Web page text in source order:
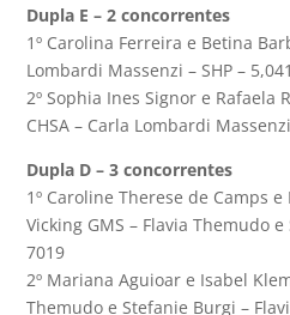
Dupla E – 2 concorrentes
1º Carolina Ferreira e Betina
Lombardi Massenzi – SHP – 5,041
2º Sophia Ines Signor e Rafaela
CHSA – Carla Lombardi
Dupla D – 3 concorrentes
1º Caroline Therese de Camps
Vicking GMS – Flavia Themudo
7019
2º Mariana Aguioar e Isabel
Themudo e Stefanie Burgi –